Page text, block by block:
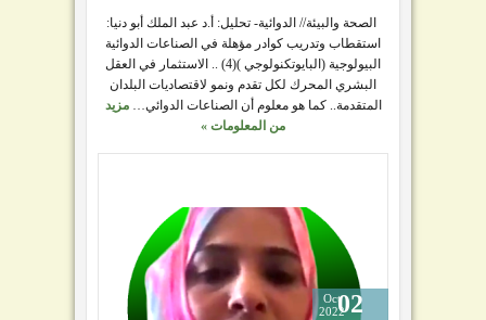
الصحة والبيئة// الدوائية- تحليل: أ.د عبد الملك أبو دنيا:
استقطاب وتدريب كوادر مؤهلة في الصناعات الدوائية
البيولوجية (البايوتكنولوجي )(4) .. الاستثمار في العقل
البشري المحرك لكل تقدم ونمو لاقتصاديات البلدان
المتقدمة.. كما هو معلوم أن الصناعات الدوائي…
مزيد
من المعلومات »
02
Oct
2022